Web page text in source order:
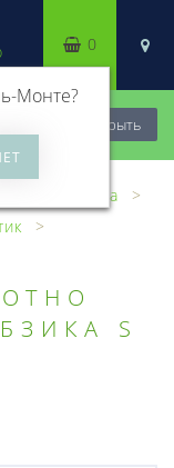
Закрыть
Монте?
0
для лобзика
S